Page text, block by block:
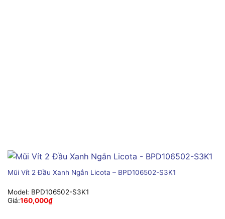
Mũi Vít 2 Đầu Xanh Ngắn Licota – BPD106502-S3K1
Model: BPD106502-S3K1
Giá:160,000₫